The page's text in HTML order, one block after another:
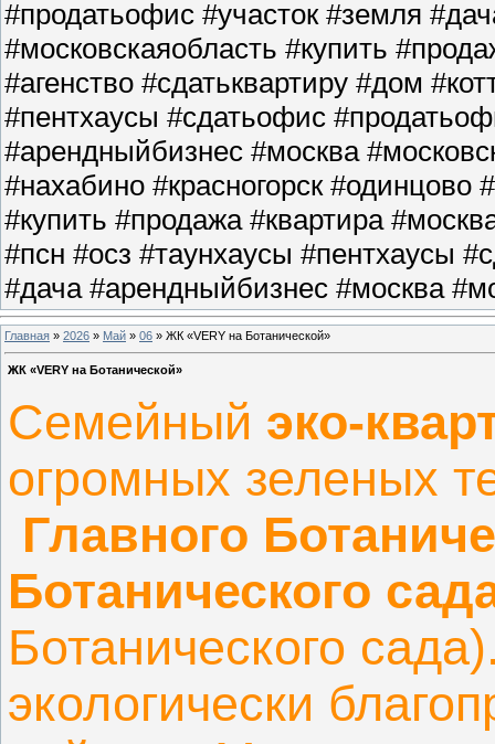
#продатьофис #участок #земля
#московскаяобласть #купить
#агенство #сдатьквартиру #дом
#пентхаусы #сдатьофис
#арендныйбизнес #москва
#нахабино #красногорск
#купить #продажа #квартира
#псн #осз #таунхаусы #пентхаусы
#дача #арендныйбизнес #москва
Главная » 2026 » Май » 06 » ЖК «VERY на Ботанической»
ЖК «VERY на Ботанической»
Семейный эко-
огромных зеленых
Главного
Ботанического
Ботанического
экологически